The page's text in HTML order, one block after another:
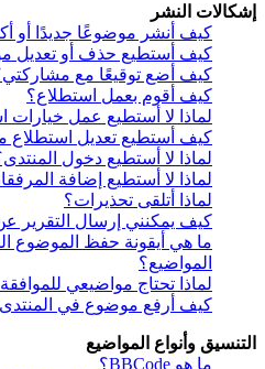
إشكالات النشر
كيف أنشر موضوعًا جديدًا أو
كيف أستطيع حذف أو تعديل
كيف أضع توقيعًا مع
كيف أقوم بعمل استطلاع؟
لماذا لا أستطيع عمل خيارات
كيف أستطيع تعديل استطلاع
لماذا لا أستطيع دخول
لماذا لا أستطيع إضافة
لماذا أتلقى تحذيرات؟
كيف يمكنني إرسال
ما هي أيقونة حفظ الموضوع
المواضيع؟
لماذا تحتاج مواضيعي
كيف أرفع موضوع في
التنسيق وأنواع المواضيع
ما هو BBCode؟